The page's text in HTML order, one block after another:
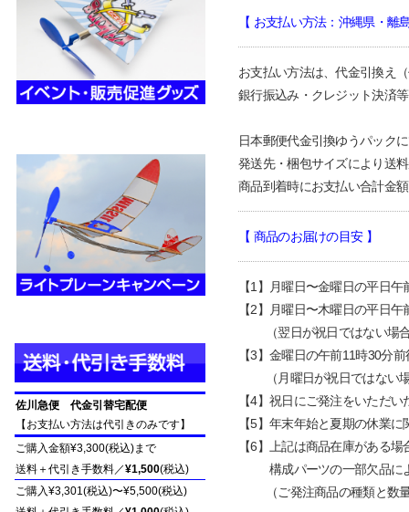
【 お支払い方法： 沖縄県・離
お支払い方法は、代金引換え
銀行振込み・クレジット決済
日本郵便代金引換ゆうパック
発送先・梱包サイズにより送
商品到着時にお支払い合計金
【 商品のお届けの目安 】
【1 】 月曜日〜金曜日の平日午
【2】 月曜日〜木曜日の平日午
（翌日が祝日ではない場
【3】 金曜日の午前11時30分前
（月曜日が祝日ではない
【4】 祝日にご発注をいただい
【5】 年末年始と夏期の休業に
【6】
上記は商品在庫がある
構成パーツの一部欠品に
（ご発注商品の種類と数量
佐川急便 代金引替宅配便
【お支払い方法は代引きのみです】
ご購入金額¥3,300(税込)まで
送料＋代引き手数料／¥1,500(税込)
ご購入¥3,301(税込)〜¥5,500(税込)